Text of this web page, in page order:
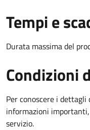
Tempi e
Durata massima del
Condizioni
Per conoscere i
informazioni
servizio.